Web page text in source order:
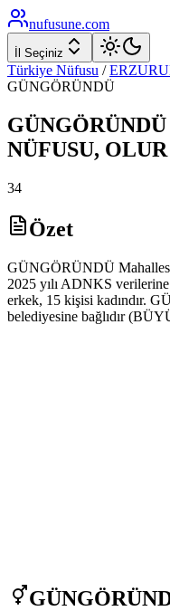
nufusune.com
İl Seçiniz
Türkiye Nüfusu /
GÜNGÖRÜNDÜ
GÜNGÖRÜNDÜ
NÜFUSU, OLUR
34
Özet
GÜNGÖRÜNDÜ
2025 yılı ADNKS
erkek, 15 kişisi kadındır.
belediyesine bağlıdır